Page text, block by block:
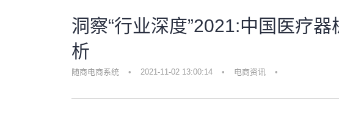
洞察“行业深度”2021:中国医疗
析
随商电商系统 • 2021-11-02 13:00:14 • 电商资讯 •